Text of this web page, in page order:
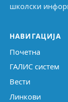
школски
НАВИГАЦИЈА
Почетна
ГАЛИС систем
Вести
Линкови